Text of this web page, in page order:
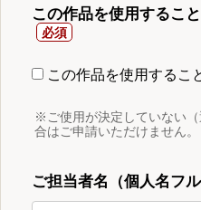
この作品を使用するこ
この作品を使用するこ
※ご使用が決定していない
合はご申請いただけません。
ご担当者名（個人名フル